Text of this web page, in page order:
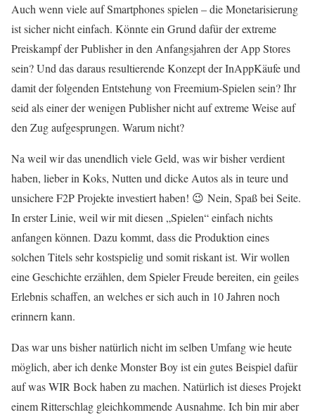
Auch wenn viele auf Smartphones spielen – die Monetarisierung
ist sicher nicht einfach. Könnte ein Grund dafür der extreme
Preiskampf der Publisher in den Anfangsjahren der App Stores
sein? Und das daraus resultierende Konzept der InAppKäufe und
damit der folgenden Entstehung von Freemium-Spielen sein? Ihr
seid als einer der wenigen Publisher nicht auf extreme Weise auf
den Zug aufgesprungen. Warum nicht?
Na weil wir das unendlich viele Geld, was wir bisher verdient
haben, lieber in Koks, Nutten und dicke Autos als in teure und
unsichere F2P Projekte investiert haben! 😉 Nein, Spaß bei Seite.
In erster Linie, weil wir mit diesen „Spielen“ einfach nichts
anfangen können. Dazu kommt, dass die Produktion eines
solchen Titels sehr kostspielig und somit riskant ist. Wir wollen
eine Geschichte erzählen, dem Spieler Freude bereiten, ein geiles
Erlebnis schaffen, an welches er sich auch in 10 Jahren noch
erinnern kann.
Das war uns bisher natürlich nicht im selben Umfang wie heute
möglich, aber ich denke Monster Boy ist ein gutes Beispiel dafür
auf was WIR Bock haben zu machen. Natürlich ist dieses Projekt
einem Ritterschlag gleichkommende Ausnahme. Ich bin mir aber